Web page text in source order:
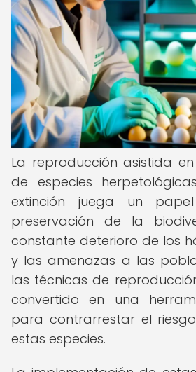
La reproducción asistida
de especies
extinción juega un
preservación de la
constante deterioro de los
y las amenazas a las
las técnicas de
convertido en una
para contrarrestar el
estas especies.